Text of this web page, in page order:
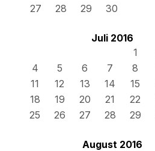
27
28 29 30
Juli 2016
1
4
5 6 7 8
11
12 13 14 15
18
19 20 21 22
25
26 27 28 29
August 2016